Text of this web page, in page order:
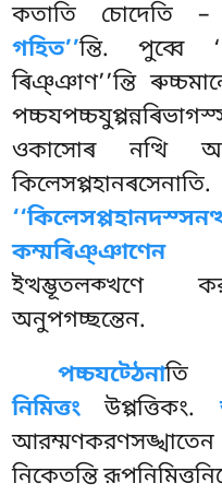
কতাতি চোদেতি –
গহিত’’ন্তি. পুব্বে
ৰিঞ্ঞাণ’’ন্তি
ওকাসোৰ নত্থি
কম্মৰিঞ্ঞাণেন
ইত্থম্ভূতলক্খণে
অনুপগচ্ছন্তেন.
পচ্চযট্ঠেনাতি
নিমিত্তং উপ্পত্তিকং.
নিকেতন্তি